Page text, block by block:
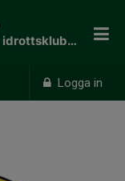
Logga in
Västerås mest framgångsrika idrottsklubb - 190 SM guld